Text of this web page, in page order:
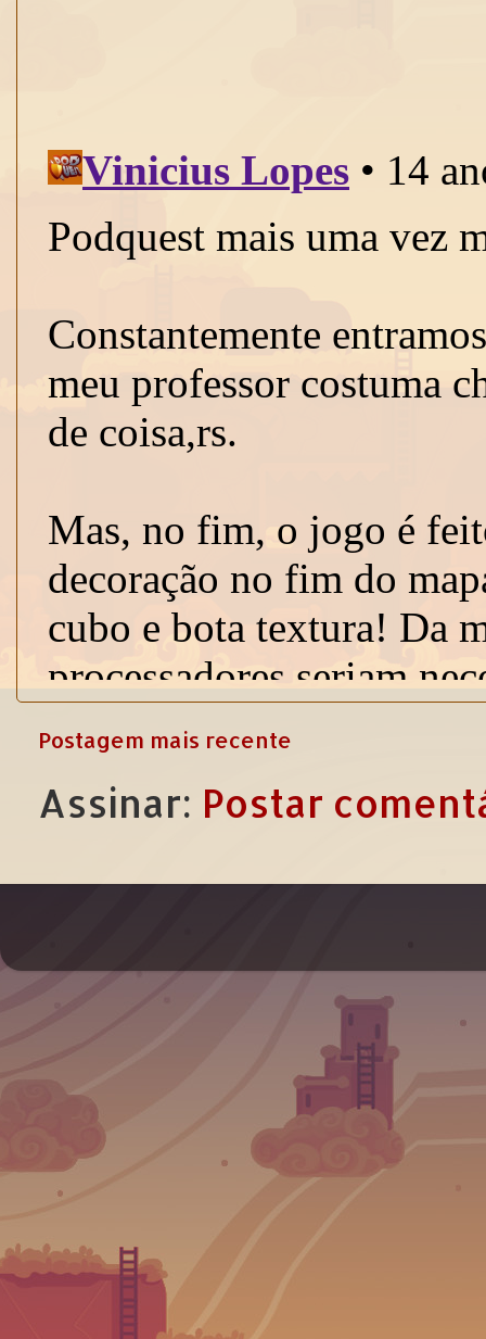
Postagem mais recente
Assinar: Postar